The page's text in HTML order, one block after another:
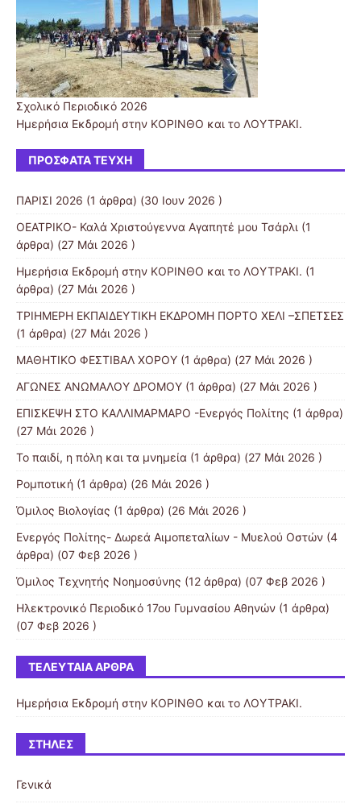
Σχολικό Περιοδικό 2026
Ημερήσια Εκδρομή στην ΚΟΡΙΝΘΟ και το ΛΟΥΤΡΑΚΙ.
ΠΡΌΣΦΑΤΑ ΤΕΎΧΗ
ΠΑΡΙΣΙ 2026 (1 άρθρα) (30 Ιουν 2026 )
ΟΕΑΤΡΙΚΟ- Καλά Χριστούγεννα Αγαπητέ μου Τσάρλι (1
άρθρα) (27 Μάι 2026 )
Ημερήσια Εκδρομή στην ΚΟΡΙΝΘΟ και το ΛΟΥΤΡΑΚΙ. (1
άρθρα) (27 Μάι 2026 )
ΤΡΙΗΜΕΡΗ ΕΚΠΑΙΔΕΥΤΙΚΗ ΕΚΔΡΟΜΗ ΠΟΡΤΟ ΧΕΛΙ –ΣΠΕΤΣΕΣ
(1 άρθρα) (27 Μάι 2026 )
ΜΑΘΗΤΙΚΟ ΦΕΣΤΙΒΑΛ ΧΟΡΟΥ (1 άρθρα) (27 Μάι 2026 )
ΑΓΩΝΕΣ ΑΝΩΜΑΛΟΥ ΔΡΟΜΟΥ (1 άρθρα) (27 Μάι 2026 )
ΕΠΙΣΚΕΨΗ ΣΤΟ ΚΑΛΛΙΜΑΡΜΑΡΟ -Ενεργός Πολίτης (1 άρθρα)
(27 Μάι 2026 )
Το παιδί, η πόλη και τα μνημεία (1 άρθρα) (27 Μάι 2026 )
Ρομποτική (1 άρθρα) (26 Μάι 2026 )
Όμιλος Βιολογίας (1 άρθρα) (26 Μάι 2026 )
Ενεργός Πολίτης- Δωρεά Αιμοπεταλίων - Μυελού Οστών (4
άρθρα) (07 Φεβ 2026 )
Όμιλος Τεχνητής Νοημοσύνης (12 άρθρα) (07 Φεβ 2026 )
Ηλεκτρονικό Περιοδικό 17ου Γυμνασίου Αθηνών (1 άρθρα)
(07 Φεβ 2026 )
ΤΕΛΕΥΤΑΊΑ ΆΡΘΡΑ
Ημερήσια Εκδρομή στην ΚΟΡΙΝΘΟ και το ΛΟΥΤΡΑΚΙ.
ΣΤΉΛΕΣ
Γενικά